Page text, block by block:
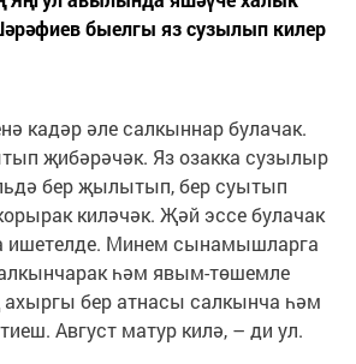
быелгы яз сузылып килер
кадәр әле салкыннар булачак.
җибәрәчәк. Яз озакка сузылыр
бер җылытып, бер суытып
киләчәк. Җәй эссе булачак
ишетелде. Минем сынамышларга
һәм явым-төшемле
бер атнасы салкынча һәм
Август матур килә, – ди ул.